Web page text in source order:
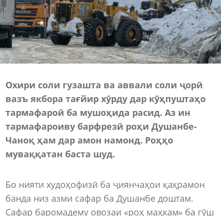
Охири соли гузашта ва аввали соли ҷорӣ
вазъ якбора тағйир хӯрду дар кӯҳпуштаҳо
тармафароӣ ба мушоҳида расид. Аз ин
тармафароиву барфрезӣ роҳи Душанбе-
Чаноқ ҳам дар амон намонд. Роҳҳо
муваққатан баста шуд.
Бо нияти худоҳофизӣ ба ҷиянчаҳои қаҳрамон
банда низ азми сафар ба Душанбе доштам.
Сафар баромадему овозаи «роҳ маҳкам» ба гӯш